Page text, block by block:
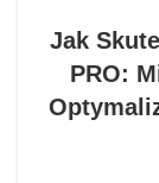
Jak
PRO: